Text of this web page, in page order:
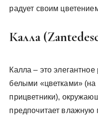
радует своим
Калла
Калла – это
белыми «цветками»
прицветники),
предпочитает влажную